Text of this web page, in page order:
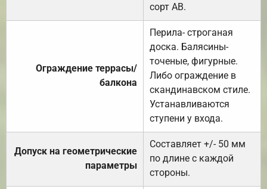
сорт АВ.
Ограждение террасы/
балкона
Перила- строганая
доска. Балясины-
точеные, фигурные.
Либо ограждение в
скандинавском стиле.
Устанавливаются
ступени у входа.
Допуск на геометрические
параметры
Составляет +/- 50 мм
по длине с каждой
стороны.